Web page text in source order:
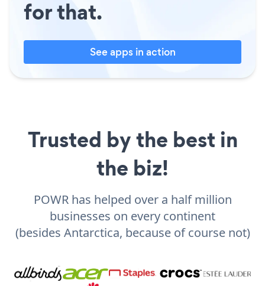
for that.
See apps in action
Trusted by the best in
the biz!
POWR has helped over a half million
businesses on every continent
(besides Antarctica, because of course not)